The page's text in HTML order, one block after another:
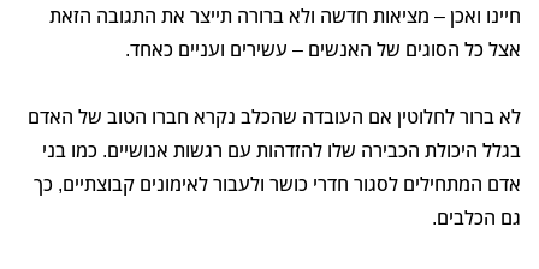
חיינו ואכן – מציאות חדשה ולא ברורה תייצר את התגובה הזאת
אצל כל הסוגים של האנשים – עשירים ועניים כאחד.
לא ברור לחלוטין אם העובדה שהכלב נקרא חברו הטוב של האדם
בגלל היכולת הכבירה שלו להזדהות עם רגשות אנושיים. כמו בני
אדם המתחילים לסגור חדרי כושר ולעבור לאימונים קבוצתיים, כך
גם הכלבים.